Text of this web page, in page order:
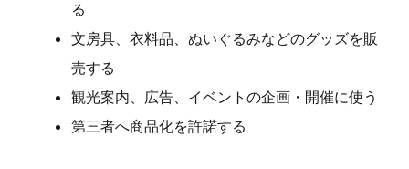
る
文房具、衣料品、ぬいぐるみなどのグッズを販
売する
観光案内、広告、イベントの企画・開催に使う
第三者へ商品化を許諾する